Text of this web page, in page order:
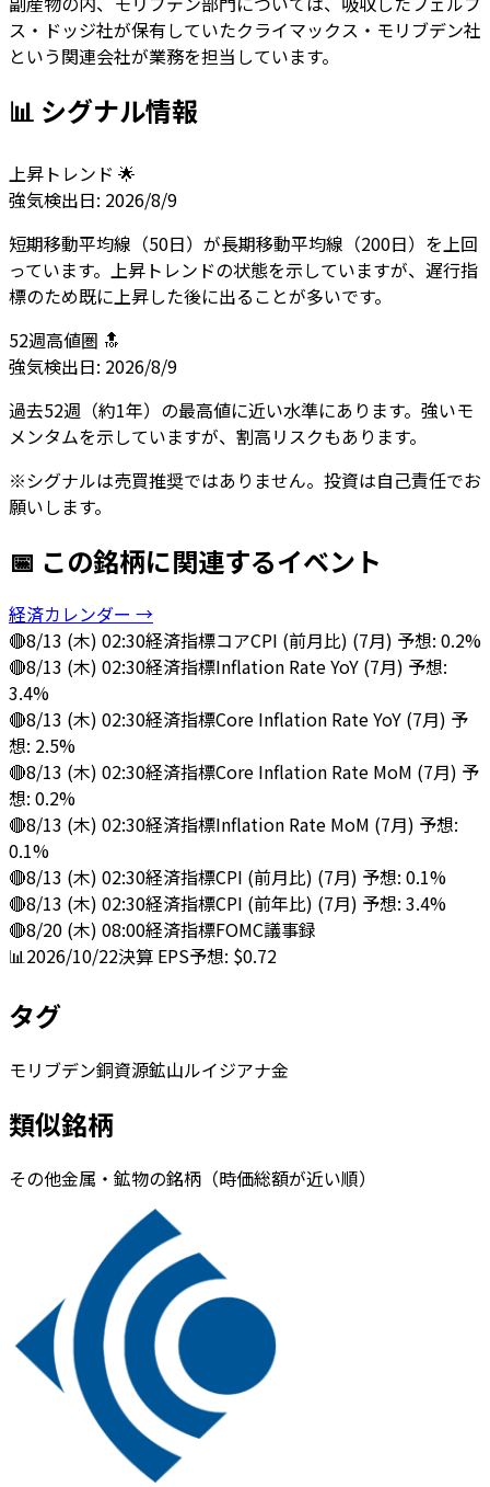
ス・ドッジ社が保有していたクライマックス・モリブデン社
という関連会社が業務を担当しています。
📊 シグナル情報
上昇トレンド 🌟
強気検出日: 2026/8/9
短期移動平均線（50日）が長期移動平均線（200日）を上回
っています。上昇トレンドの状態を示していますが、遅行指
標のため既に上昇した後に出ることが多いです。
52週高値圏 🔝
強気検出日: 2026/8/9
過去52週（約1年）の最高値に近い水準にあります。強いモ
メンタムを示していますが、割高リスクもあります。
※シグナルは売買推奨ではありません。投資は自己責任でお
願いします。
📅 この銘柄に関連するイベント
経済カレンダー →
🔴8/13 (木) 02:30経済指標コアCPI (前月比) (7月) 予想: 0.2%
🔴8/13 (木) 02:30経済指標Inflation Rate YoY (7月) 予想:
3.4%
🔴8/13 (木) 02:30経済指標Core Inflation Rate YoY (7月) 予
想: 2.5%
🔴8/13 (木) 02:30経済指標Core Inflation Rate MoM (7月) 予
想: 0.2%
🔴8/13 (木) 02:30経済指標Inflation Rate MoM (7月) 予想:
0.1%
🔴8/13 (木) 02:30経済指標CPI (前月比) (7月) 予想: 0.1%
🔴8/13 (木) 02:30経済指標CPI (前年比) (7月) 予想: 3.4%
🔴8/20 (木) 08:00経済指標FOMC議事録
📊2026/10/22決算 EPS予想: $0.72
タグ
モリブデン銅資源鉱山ルイジアナ金
類似銘柄
その他金属・鉱物の銘柄（時価総額が近い順）